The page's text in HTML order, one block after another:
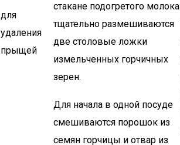
для
удаления
прыщей
стакане подогретого молока
тщательно размешиваются
две столовые ложки
измельченных горчичных
зерен.
Для начала в одной посуде
смешиваются порошок из
семян горчицы и отвар из